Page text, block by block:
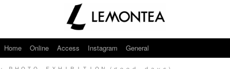
Home Online Access Instagram General